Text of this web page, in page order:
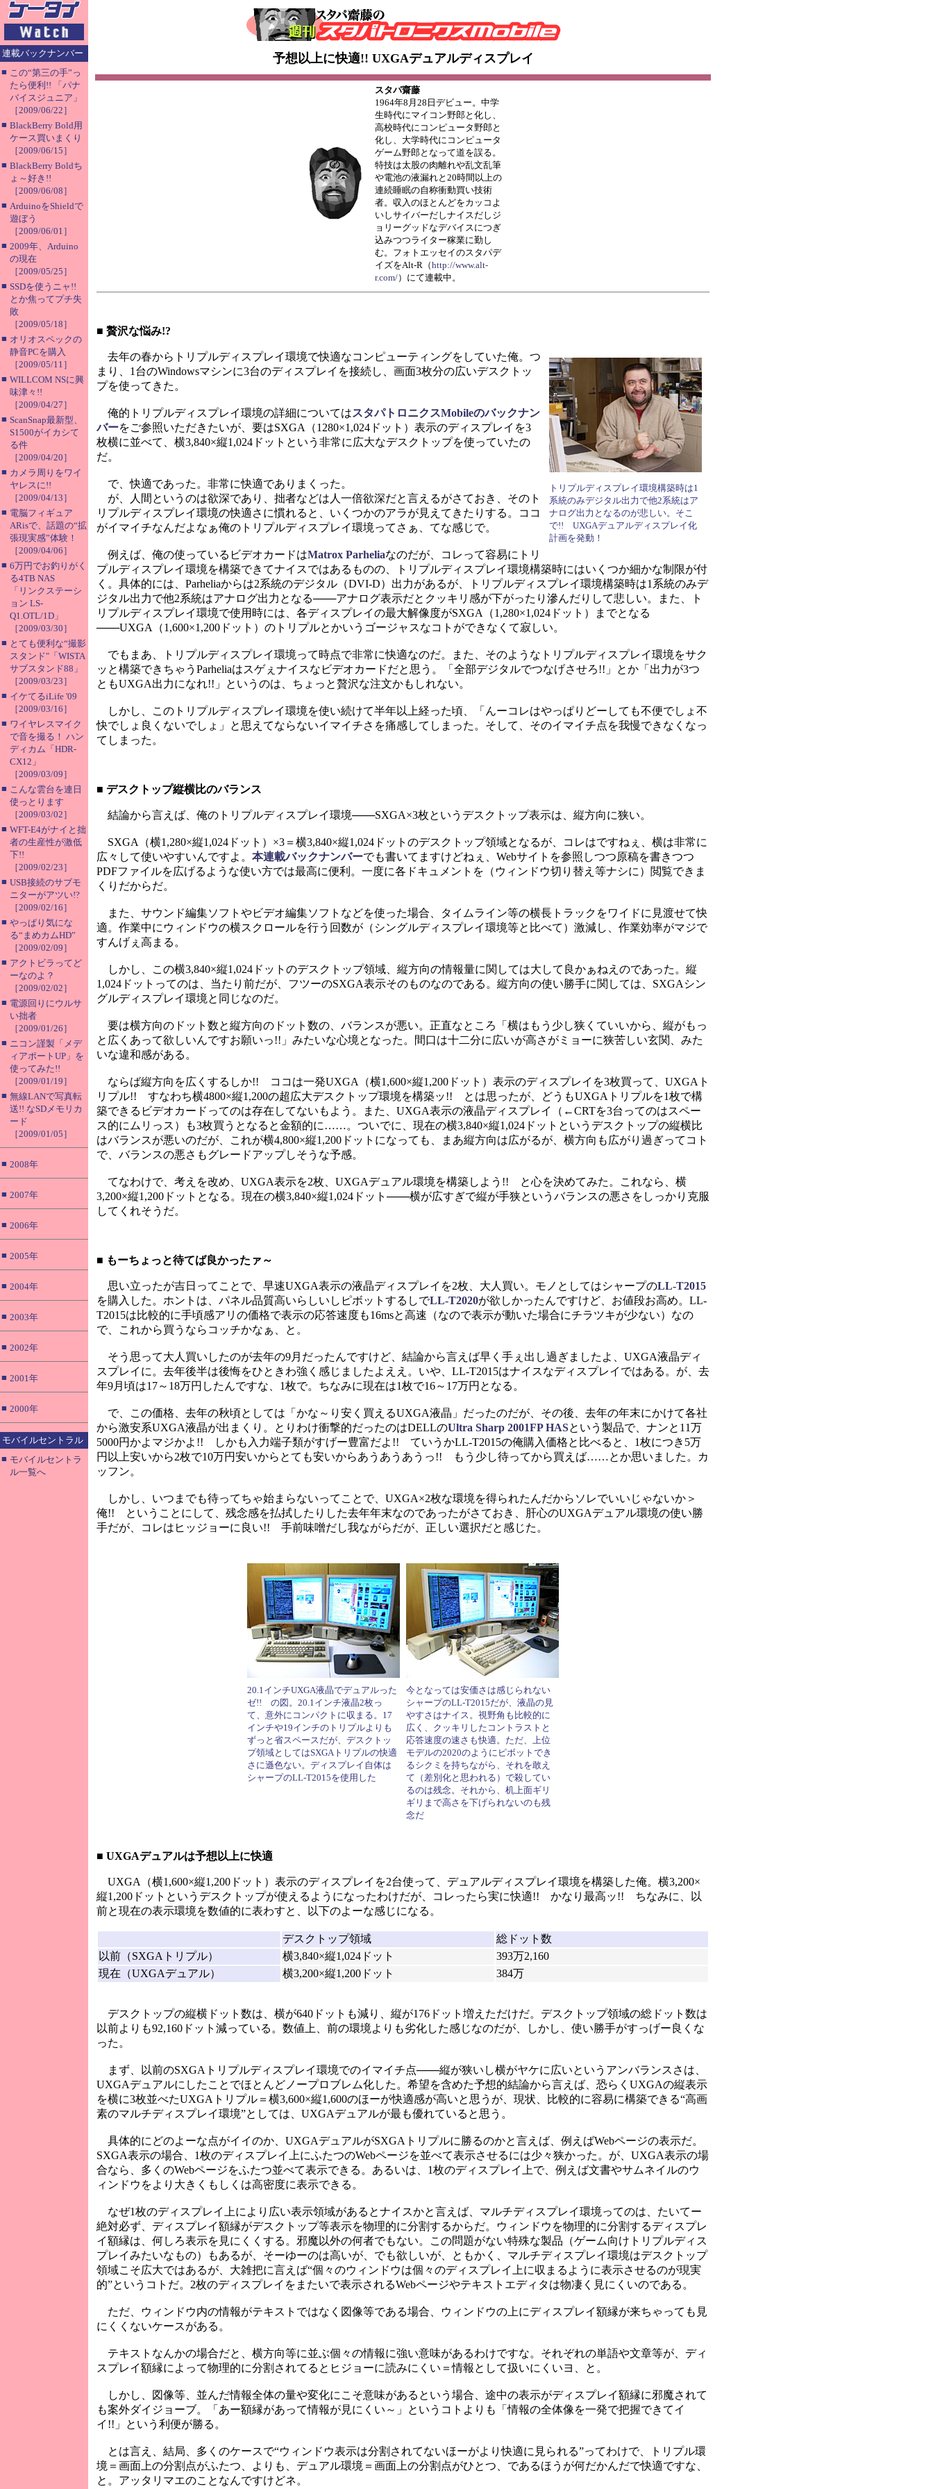
連載バックナンバー
■ この“第三の手”っ
たら便利!! 「パナ
バイスジュニア」
［2009/06/22］
■ BlackBerry Bold用
ケース買いまくり
［2009/06/15］
■ BlackBerry Boldち
ょ～好き!!
［2009/06/08］
■ ArduinoをShieldで
遊ぼう
［2009/06/01］
■ 2009年、Arduino
の現在
［2009/05/25］
■ SSDを使うニャ!!
とか焦ってプチ失
敗
［2009/05/18］
■ オリオスペックの
静音PCを購入
［2009/05/11］
■ WILLCOM NSに興
味津々!!
［2009/04/27］
■ ScanSnap最新型、
S1500がイカシて
る件
［2009/04/20］
■ カメラ周りをワイ
ヤレスに!!
［2009/04/13］
■ 電脳フィギュア
ARisで、話題の“拡
張現実感”体験！
［2009/04/06］
■ 6万円でお釣りがく
る4TB NAS
「リンクステーシ
ョン LS-
Q1.OTL/1D」
［2009/03/30］
■ とても便利な“撮影
スタンド"「WISTA
サブスタンド88」
［2009/03/23］
■ イケてるiLife '09
［2009/03/16］
■ ワイヤレスマイク
で音を撮る！ ハン
ディカム「HDR-
CX12」
［2009/03/09］
■ こんな雲台を連日
使っとります
［2009/03/02］
■ WFT-E4がナイと拙
者の生産性が激低
下!!
［2009/02/23］
■ USB接続のサブモ
ニターがアツい!?
［2009/02/16］
■ やっぱり気にな
る“まめカムHD”
［2009/02/09］
■ アクトビラってど
ーなのよ？
［2009/02/02］
■ 電源回りにウルサ
い拙者
［2009/01/26］
■ ニコン謹製「メデ
ィアポートUP」を
使ってみた!!
［2009/01/19］
■ 無線LANで写真転
送!! なSDメモリカ
ード
［2009/01/05］
■ 2008年
■ 2007年
■ 2006年
■ 2005年
■ 2004年
■ 2003年
■ 2002年
■ 2001年
■ 2000年
モバイルセントラル
■ モバイルセントラ
ル一覧へ
予想以上に快適!! UXGAデュアルディスプレイ
スタパ齋藤
1964年8月28日デビュー。中学
生時代にマイコン野郎と化し、
高校時代にコンピュータ野郎と
化し、大学時代にコンピュータ
ゲーム野郎となって道を誤る。
特技は太股の肉離れや乱文乱筆
や電池の液漏れと20時間以上の
連続睡眠の自称衝動買い技術
者。収入のほとんどをカッコよ
いしサイバーだしナイスだしジ
ョリーグッドなデバイスにつぎ
込みつつライター稼業に勤し
む。フォトエッセイのスタパデ
イズをAlt-R（http://www.alt-
r.com/）にて連載中。
■ 贅沢な悩み!?
トリプルディスプレイ環境構築時は1
系統のみデジタル出力で他2系統はア
ナログ出力となるのが悲しい。そこ
で!! UXGAデュアルディスプレイ化
計画を発動！
去年の春からトリプルディスプレイ環境で快適なコンピューティングをしていた俺。つ
まり、1台のWindowsマシンに3台のディスプレイを接続し、画面3枚分の広いデスクトッ
プを使ってきた。
俺的トリプルディスプレイ環境の詳細についてはスタパトロニクスMobileのバックナン
バーをご参照いただきたいが、要はSXGA（1280×1,024ドット）表示のディスプレイを3
枚横に並べて、横3,840×縦1,024ドットという非常に広大なデスクトップを使っていたの
だ。
で、快適であった。非常に快適でありまくった。
が、人間というのは欲深であり、拙者などは人一倍欲深だと言えるがさておき、そのト
リプルディスプレイ環境の快適さに慣れると、いくつかのアラが見えてきたりする。ココ
がイマイチなんだよなぁ俺のトリプルディスプレイ環境ってさぁ、てな感じで。
例えば、俺の使っているビデオカードはMatrox Parheliaなのだが、コレって容易にトリ
プルディスプレイ環境を構築できてナイスではあるものの、トリプルディスプレイ環境構築時にはいくつか細かな制限が付
く。具体的には、Parheliaからは2系統のデジタル（DVI-D）出力があるが、トリプルディスプレイ環境構築時は1系統のみデ
ジタル出力で他2系統はアナログ出力となる───アナログ表示だとクッキリ感が下がったり滲んだりして悲しい。また、ト
リプルディスプレイ環境で使用時には、各ディスプレイの最大解像度がSXGA（1,280×1,024ドット）までとなる
───UXGA（1,600×1,200ドット）のトリプルとかいうゴージャスなコトができなくて寂しい。
でもまあ、トリプルディスプレイ環境って時点で非常に快適なのだ。また、そのようなトリプルディスプレイ環境をサク
ッと構築できちゃうParheliaはスゲぇナイスなビデオカードだと思う。「全部デジタルでつなげさせろ!!」とか「出力が3つ
ともUXGA出力になれ!!」というのは、ちょっと贅沢な注文かもしれない。
しかし、このトリプルディスプレイ環境を使い続けて半年以上経った頃、「んーコレはやっぱりどーしても不便でしょ不
快でしょ良くないでしょ」と思えてならないイマイチさを痛感してしまった。そして、そのイマイチ点を我慢できなくなっ
てしまった。
■ デスクトップ縦横比のバランス
結論から言えば、俺のトリプルディスプレイ環境───SXGA×3枚というデスクトップ表示は、縦方向に狭い。
SXGA（横1,280×縦1,024ドット）×3＝横3,840×縦1,024ドットのデスクトップ領域となるが、コレはですねぇ、横は非常に
広々して使いやすいんですよ。 本連載バックナンバーでも書いてますけどねぇ、Webサイトを参照しつつ原稿を書きつつ
PDFファイルを広げるような使い方では最高に便利。一度に各ドキュメントを（ウィンドウ切り替え等ナシに）閲覧できま
くりだからだ。
また、サウンド編集ソフトやビデオ編集ソフトなどを使った場合、タイムライン等の横長トラックをワイドに見渡せて快
適。作業中にウィンドウの横スクロールを行う回数が（シングルディスプレイ環境等と比べて）激減し、作業効率がマジで
すんげぇ高まる。
しかし、この横3,840×縦1,024ドットのデスクトップ領域、縦方向の情報量に関しては大して良かぁねえのであった。縦
1,024ドットってのは、当たり前だが、フツーのSXGA表示そのものなのである。縦方向の使い勝手に関しては、SXGAシン
グルディスプレイ環境と同じなのだ。
要は横方向のドット数と縦方向のドット数の、バランスが悪い。正直なところ「横はもう少し狭くていいから、縦がもっ
と広くあって欲しいんですお願いっ!!」みたいな心境となった。間口は十二分に広いが高さがミョーに狭苦しい玄関、みた
いな違和感がある。
ならば縦方向を広くするしか!! ココは一発UXGA（横1,600×縦1,200ドット）表示のディスプレイを3枚買って、UXGAト
リプル!! すなわち横4800×縦1,200の超広大デスクトップ環境を構築ッ!! とは思ったが、どうもUXGAトリプルを1枚で構
築できるビデオカードってのは存在してないもよう。また、UXGA表示の液晶ディスプレイ（←CRTを3台ってのはスペー
ス的にムリっス）も3枚買うとなると金額的に……。ついでに、現在の横3,840×縦1,024ドットというデスクトップの縦横比
はバランスが悪いのだが、これが横4,800×縦1,200ドットになっても、まあ縦方向は広がるが、横方向も広がり過ぎってコト
で、バランスの悪さもグレードアップしそうな予感。
てなわけで、考えを改め、UXGA表示を2枚、UXGAデュアル環境を構築しよう!! と心を決めてみた。これなら、横
3,200×縦1,200ドットとなる。現在の横3,840×縦1,024ドット───横が広すぎで縦が手狭というバランスの悪さをしっかり克服
してくれそうだ。
■ もーちょっと待てば良かったァ～
思い立ったが吉日ってことで、早速UXGA表示の液晶ディスプレイを2枚、大人買い。モノとしてはシャープのLL-T2015
を購入した。ホントは、パネル品質高いらしいしピボットするしでLL-T2020が欲しかったんですけど、お値段お高め。LL-
T2015は比較的に手頃感アリの価格で表示の応答速度も16msと高速（なので表示が動いた場合にチラツキが少ない）なの
で、これから買うならコッチかなぁ、と。
そう思って大人買いしたのが去年の9月だったんですけど、結論から言えば早く手ぇ出し過ぎましたよ、UXGA液晶ディ
スプレイに。去年後半は後悔をひときわ強く感じましたよええ。いや、LL-T2015はナイスなディスプレイではある。が、去
年9月頃は17～18万円したんですな、1枚で。ちなみに現在は1枚で16～17万円となる。
で、この価格、去年の秋頃としては「かな～り安く買えるUXGA液晶」だったのだが、その後、去年の年末にかけて各社
から激安系UXGA液晶が出まくり。とりわけ衝撃的だったのはDELLのUltra Sharp 2001FP HASという製品で、ナンと11万
5000円かよマジかよ!! しかも入力端子類がすげー豊富だよ!! ていうかLL-T2015の俺購入価格と比べると、1枚につき5万
円以上安いから2枚で10万円安いからとても安いからあうあうあうっ!! もう少し待ってから買えば……とか思いました。カ
ッフン。
しかし、いつまでも待ってちゃ始まらないってことで、UXGA×2枚な環境を得られたんだからソレでいいじゃないか＞
俺!! ということにして、残念感を払拭したりした去年年末なのであったがさておき、肝心のUXGAデュアル環境の使い勝
手だが、コレはヒッジョーに良い!! 手前味噌だし我ながらだが、正しい選択だと感じた。
20.1インチUXGA液晶でデュアルった
ゼ!! の図。20.1インチ液晶2枚っ
て、意外にコンパクトに収まる。17
インチや19インチのトリプルよりも
ずっと省スペースだが、デスクトッ
プ領域としてはSXGAトリプルの快適
さに遜色ない。ディスプレイ自体は
シャープのLL-T2015を使用した
今となっては安価さは感じられない
シャープのLL-T2015だが、液晶の見
やすさはナイス。視野角も比較的に
広く、クッキリしたコントラストと
応答速度の速さも快適。ただ、上位
モデルの2020のようにピボットでき
るシクミを持ちながら、それを敢え
て（差別化と思われる）で殺してい
るのは残念。それから、机上面ギリ
ギリまで高さを下げられないのも残
念だ
■ UXGAデュアルは予想以上に快適
UXGA（横1,600×縦1,200ドット）表示のディスプレイを2台使って、デュアルディスプレイ環境を構築した俺。横3,200×
縦1,200ドットというデスクトップが使えるようになったわけだが、コレったら実に快適!! かなり最高ッ!! ちなみに、以
前と現在の表示環境を数値的に表わすと、以下のよーな感じになる。
デスクトップ領域
総ドット数
以前（SXGAトリプル）
横3,840×縦1,024ドット
393万2,160
現在（UXGAデュアル）
横3,200×縦1,200ドット 384万
デスクトップの縦横ドット数は、横が640ドットも減り、縦が176ドット増えただけだ。デスクトップ領域の総ドット数は
以前よりも92,160ドット減っている。数値上、前の環境よりも劣化した感じなのだが、しかし、使い勝手がすっげー良くな
った。
まず、以前のSXGAトリプルディスプレイ環境でのイマイチ点───縦が狭いし横がヤケに広いというアンバランスさは、
UXGAデュアルにしたことでほとんどノープロブレム化した。希望を含めた予想的結論から言えば、恐らくUXGAの縦表示
を横に3枚並べたUXGAトリプル＝横3,600×縦1,600のほーが快適感が高いと思うが、現状、比較的に容易に構築できる“高画
素のマルチディスプレイ環境”としては、UXGAデュアルが最も優れていると思う。
具体的にどのよーな点がイイのか、UXGAデュアルがSXGAトリプルに勝るのかと言えば、例えばWebページの表示だ。
SXGA表示の場合、1枚のディスプレイ上にふたつのWebページを並べて表示させるには少々狭かった。が、UXGA表示の場
合なら、多くのWebページをふたつ並べて表示できる。あるいは、1枚のディスプレイ上で、例えば文書やサムネイルのウ
ィンドウをより大きくもしくは高密度に表示できる。
なぜ1枚のディスプレイ上により広い表示領域があるとナイスかと言えば、マルチディスプレイ環境ってのは、たいてー
絶対必ず、ディスプレイ額縁がデスクトップ等表示を物理的に分割するからだ。ウィンドウを物理的に分割するディスプレ
イ額縁は、何しろ表示を見にくくする。邪魔以外の何者でもない。この問題がない特殊な製品（ゲーム向けトリプルディス
プレイみたいなもの）もあるが、そーゆーのは高いが、でも欲しいが、ともかく、マルチディスプレイ環境はデスクトップ
領域こそ広大ではあるが、大雑把に言えば“個々のウィンドウは個々のディスプレイ上に収まるように表示させるのが現実
的”というコトだ。2枚のディスプレイをまたいで表示されるWebページやテキストエディタは物凄く見にくいのである。
ただ、ウィンドウ内の情報がテキストではなく図像等である場合、ウィンドウの上にディスプレイ額縁が来ちゃっても見
にくくないケースがある。
テキストなんかの場合だと、横方向等に並ぶ個々の情報に強い意味があるわけですな。それぞれの単語や文章等が、ディ
スプレイ額縁によって物理的に分割されてるとヒジョーに読みにくい＝情報として扱いにくいヨ、と。
しかし、図像等、並んだ情報全体の量や変化にこそ意味があるという場合、途中の表示がディスプレイ額縁に邪魔されて
も案外ダイジョーブ。「あー額縁があって情報が見にくい～」というコトよりも「情報の全体像を一発で把握できてイ
イ!!」という利便が勝る。
とは言え、結局、多くのケースで“ウィンドウ表示は分割されてないほーがより快適に見られる”ってわけで、トリプル環
境＝画面上の分割点がふたつ、よりも、デュアル環境＝画面上の分割点がひとつ、であるほうが何だかんだで快適ですな、
と。アッタリマエのことなんですけどネ。